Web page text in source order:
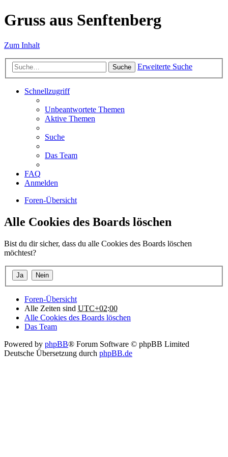
Gruss aus Senftenberg
Zum Inhalt
Suche Erweiterte Suche
Schnellzugriff
Unbeantwortete Themen
Aktive Themen
Suche
Das Team
FAQ
Anmelden
Foren-Übersicht
Alle Cookies des Boards löschen
Bist du dir sicher, dass du alle Cookies des Boards löschen
möchtest?
Foren-Übersicht
Alle Zeiten sind UTC+02:00
Alle Cookies des Boards löschen
Das Team
Powered by phpBB® Forum Software © phpBB Limited
Deutsche Übersetzung durch phpBB.de